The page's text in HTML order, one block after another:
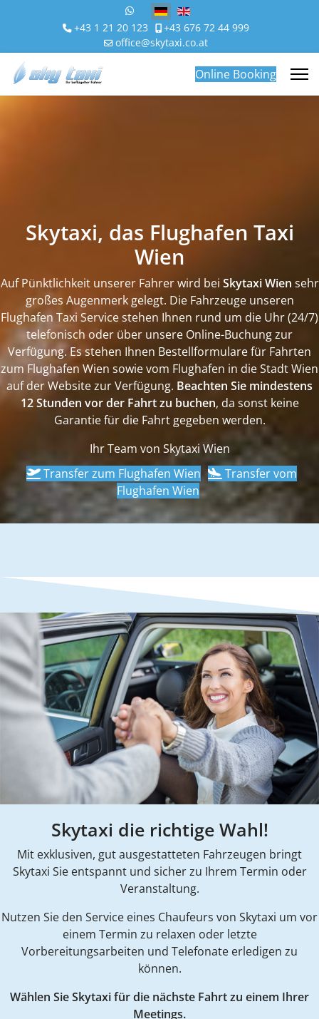
Sprache auswählen
+43 1 21 20 123
+43 676 72 44 999
office@skytaxi.co.at
Online Booking
Skytaxi, das Flughafen Taxi
Wien
Auf Pünktlichkeit unserer Fahrer wird bei Skytaxi Wien sehr
großes Augenmerk gelegt. Die Fahrzeuge unseren
Flughafen Taxi Service stehen Ihnen rund um die Uhr (24/7)
telefonisch oder über unsere Online-Buchung zur
Verfügung. Es stehen Ihnen Bestellformulare für Fahrten
zum Flughafen Wien sowie vom Flughafen in die Stadt Wien
auf der Website zur Verfügung. Beachten Sie mindestens
12 Stunden vor der Fahrt zu buchen, da sonst keine
Garantie für die Fahrt gegeben werden.
Ihr Team von Skytaxi Wien
Transfer zum Flughafen Wien
Transfer vom
Flughafen Wien
Skytaxi die richtige Wahl!
Mit exklusiven, gut ausgestatteten Fahrzeugen bringt
Skytaxi Sie entspannt und sicher zu Ihrem Termin oder
Veranstaltung.
Nutzen Sie den Service eines Chaufeurs von Skytaxi um vor
einem Termin zu relaxen oder letzte
Vorbereitungsarbeiten und Telefonate erledigen zu
können.
Wählen Sie Skytaxi für die nächste Fahrt zu einem Ihrer
Meetings.